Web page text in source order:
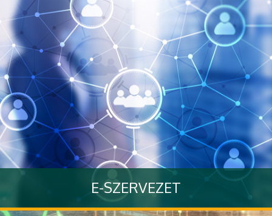
E-SZERVEZET